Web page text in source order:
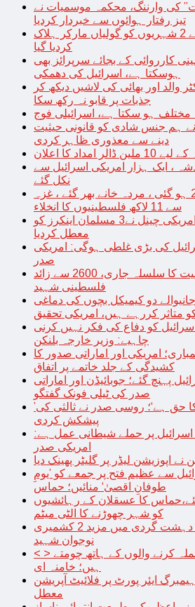
کی وارننگ، محکمہ موسمیات نے
تیز رفتار ہوائوں سے خبردار کردیا
بیلجیئم میں سویڈن کے 2 شہریوں کو گولیاں مارکر ہلاک
کردیا گیا
کارروائی کے بجائے سرپرائز بھی
ہوسکتا ہے، اسرائیل کی دھمکی
والد اور بھائی کی لاشیں دیکھ کر
جذبات پر قابو نہ رکھ سکا
مختلف ہو سکتا ہے، اسرائیلی فوج
ہم جنس شادی کو قانونی حیثیت
دینے سے معذوری ظاہر کردی
امداد کا اعلان
، ایک ہزار امریکی اسرائیل سے
نکل گئے
شہداء کی تعداد 2600 ہو گئی ، مردہ خانے بھر گئے ، غزہ
سے 11 لاکھ فلسطینیوں کا انخلاء
اسرائیل کے حامی امریکی چینل نے3 مسلمان اینکرز کو
معطل کردیا
کی بڑی غلطی ہوگی: امریکی
صدر
غزہ پر اسرائیلی جارحیت کا سلسلہ جاری، 2600 سے زائد
فلسطینی شہید
دو کیمیکل بچوں کی دماغی
متاثر کررہے ہیں، امریکی تحقیق
کو دفاع کی فکر نہیں کرنی
چاہیے: وزیر خارجہ بلنکن
امریکی اور اماراتی صدور کا
کشیدگی کے جلد خاتمے پر اتفاق
پہنچ گئے؛ جوبائیڈن اور اماراتی
صدر کی ٹیلی فونک گفتگو
’آزاد ریاست فلسطینیوں کا حق ہے‘؛ روسی صدر نے ثالثی کی
پیشکش کردی
پر حملے شیطانی عمل ہے:
امریکی صدر
نے اپوزیشن لیڈر پر گلیٹر پھینک دیا
سے عظیم فتح پر جمعے کو ’یومِ
طوفانِ اقصیٰ‘ منائیں؛ حماس
کا عسقلان کے رہائشیوں
کو شہر چھوڑنے کا الٹی میٹم
بھارتی فوج کی ریاستی دہشت گردی میں مزید 2 کشمیری
نوجوان شہید
< > صیہونی حکومت پر حملہ کرنے والوں کے ہاتھ چومتے
ہیں؛ خامنہ ای
ایئر پورٹ پر فلائیٹ آپریشن
معطل